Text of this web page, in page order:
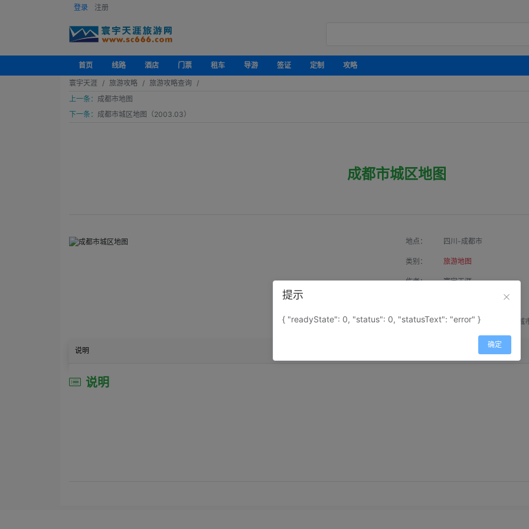
登录 注册
首页 线路 酒店 门票 租车 导游 签证 定制
攻略
寰宇天涯
旅游攻略
旅游攻略查询
上一条： 成都市地图
下一条： 成都市城区地图（2003.03）
成都市城区地图
地点： 四川-成都市
类别： 旅游地图
作者： 寰宇天涯
属性： 地图属性： 地图类型-城
说明
说明
提示
{ "readyState": 0, "status": 0, "statusText": "error" }
确定